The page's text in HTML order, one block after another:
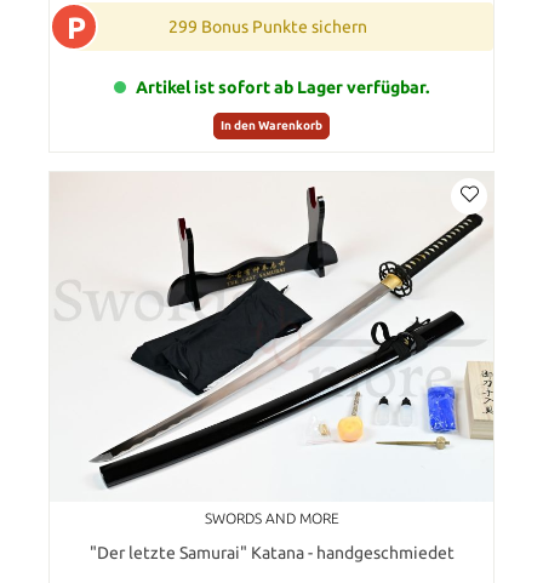
P 299 Bonus Punkte sichern
Artikel ist sofort ab Lager verfügbar.
In den Warenkorb
SWORDS AND MORE
"Der letzte Samurai" Katana - handgeschmiedet